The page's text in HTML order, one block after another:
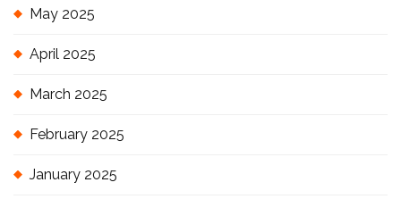
May 2025
April 2025
March 2025
February 2025
January 2025